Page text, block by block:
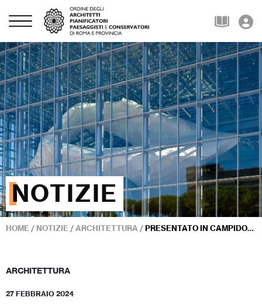
NOTIZIE
HOME / NOTIZIE /ARCHITETTURA /PRESENTATO IN CAMPIDOGLIO AR MAGAZINE «MIRABILIA URBIS»: VISIONE, SINERGIE E CONFRONTO SUL FUTURO DI ROMA
ARCHITETTURA
27 FEBBRAIO 2024